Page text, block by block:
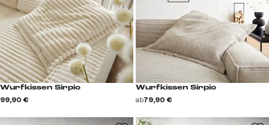
Wurfkissen Sirpio
99,90 €
Wurfkissen Sirpio
ab79,90 €